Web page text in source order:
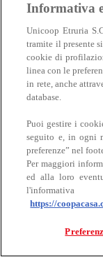
Carne
Bovino
Informativa
Unicoop Etruria
tramite il presente
cookie di
linea con le
in rete, anche
database.
Puoi gestire i
seguito e, in ogni
preferenze” nel
Per maggiori
ed alla loro
https://